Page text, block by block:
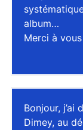
album…
Merci à
Bonjour,
Dimey, au